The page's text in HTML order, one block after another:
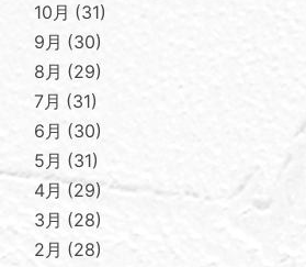
10月
31
9月
30
8月
29
7月
31
6月
30
5月
31
4月
29
3月
28
2月
28